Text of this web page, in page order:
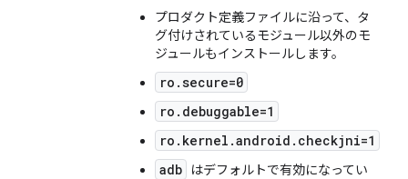
プロダクト定義ファイルに沿って、タ
グ付けされているモジュール以外のモ
ジュールもインストールします。
ro.secure=0
ro.debuggable=1
ro.kernel.android.checkjni=1
adb
はデフォルトで有効になってい